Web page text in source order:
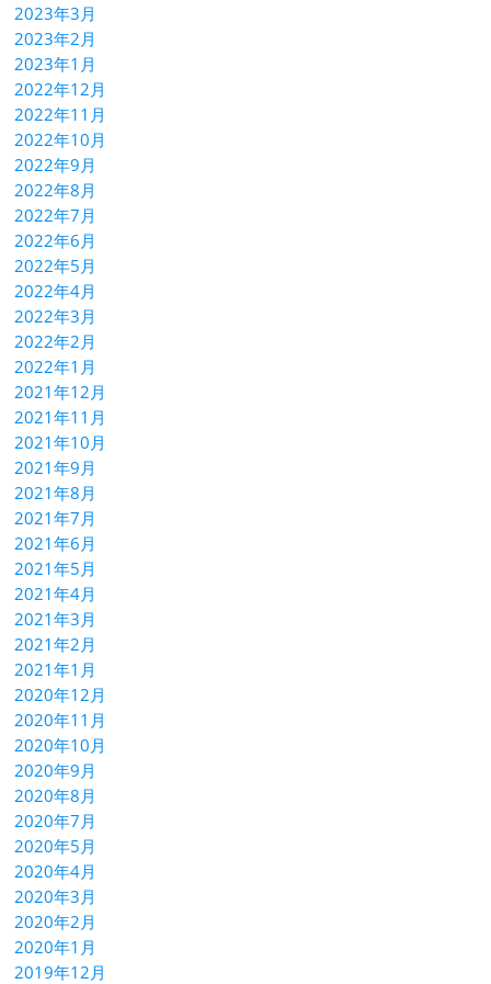
2023年3月
2023年2月
2023年1月
2022年12月
2022年11月
2022年10月
2022年9月
2022年8月
2022年7月
2022年6月
2022年5月
2022年4月
2022年3月
2022年2月
2022年1月
2021年12月
2021年11月
2021年10月
2021年9月
2021年8月
2021年7月
2021年6月
2021年5月
2021年4月
2021年3月
2021年2月
2021年1月
2020年12月
2020年11月
2020年10月
2020年9月
2020年8月
2020年7月
2020年5月
2020年4月
2020年3月
2020年2月
2020年1月
2019年12月